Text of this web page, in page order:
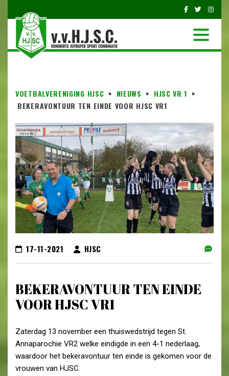
VOETBALVERENIGING HJSC > NIEUWS > HJSC VR 1 >
BEKERAVONTUUR TEN EINDE VOOR HJSC VR1
17-11-2021 HJSC
BEKERAVONTUUR TEN EINDE
VOOR HJSC VR1
Zaterdag 13 november een thuiswedstrijd tegen St.
Annaparochie VR2 welke eindigde in een 4-1 nederlaag,
waardoor het bekeravontuur ten einde is gekomen voor de
vrouwen van HJSC.